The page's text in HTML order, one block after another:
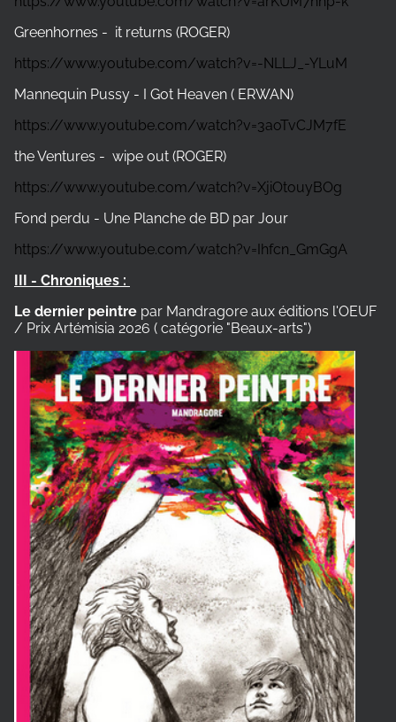
Greenhornes - it returns (ROGER)
https://www.youtube.com/watch?v=-NLLJ_-YLuM
Mannequin Pussy - I Got Heaven ( ERWAN)
https://www.youtube.com/watch?v=3aoTvCJM7fE
the Ventures - wipe out (ROGER)
https://www.youtube.com/watch?v=XjiOtouyBOg
Fond perdu - Une Planche de BD par Jour
https://www.youtube.com/watch?v=Ihfcn_GmGgA
III - Chroniques :
Le dernier peintre par Mandragore aux éditions l'OEUF
/ Prix Artémisia 2026 ( catégorie "Beaux-arts")